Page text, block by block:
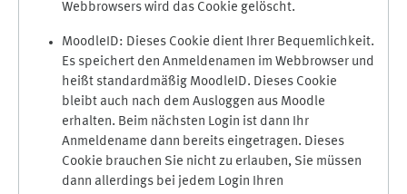
Webbrowsers wird das Cookie gelöscht.
MoodleID: Dieses Cookie dient Ihrer Bequemlichkeit.
Es speichert den Anmeldenamen im Webbrowser und
heißt standardmäßig MoodleID. Dieses Cookie
bleibt auch nach dem Ausloggen aus Moodle
erhalten. Beim nächsten Login ist dann Ihr
Anmeldename dann bereits eingetragen. Dieses
Cookie brauchen Sie nicht zu erlauben, Sie müssen
dann allerdings bei jedem Login Ihren